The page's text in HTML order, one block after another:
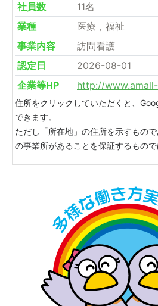
社員数
11名
業種
医療，福祉
事業内容
訪問看護
認定日
2026-08-01
企業等HP
http://
住所をクリックしていただくと、
できます。
ただし「所在地」の住所を示すもの
の事業所があることを保証するもの